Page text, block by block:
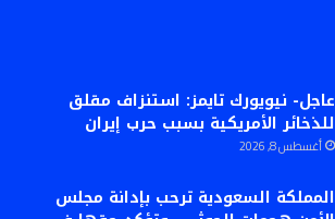
عاجل- نيويورك تايمز: استنزاف مقلق
للذخائر الأمريكية بسبب حرب إيران
أغسطس 8, 2026
المملكة السعودية ترحب بإدانة مجلس